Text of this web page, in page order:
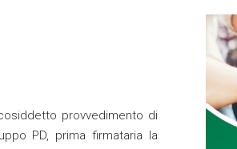
provvedimento di
PD, prima firmataria la